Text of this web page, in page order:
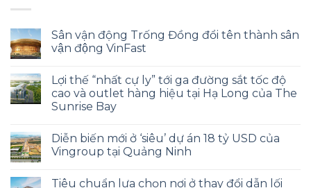
Sân vận động Trống Đồng đổi tên thành sân
vận động VinFast
Lợi thế “nhất cự ly” tới ga đường sắt tốc độ
cao và outlet hàng hiệu tại Hạ Long của The
Sunrise Bay
Diễn biến mới ở ‘siêu’ dự án 18 tỷ USD của
Vingroup tại Quảng Ninh
Tiêu chuẩn lựa chọn nơi ở thay đổi dẫn lối